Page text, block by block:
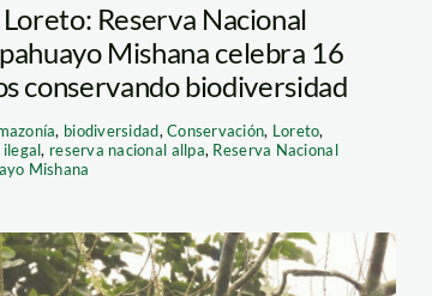
Loreto: Reserva Nacional
Mishana celebra 16
conservando biodiversidad
, biodiversidad,Conservación, Loreto,
, reserva nacional allpa, Reserva Nacional
Mishana